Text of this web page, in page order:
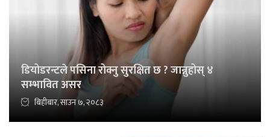
डियोडरन्टले पसिना रोक्नु सुरक्षित छ ? जान्नुहोस् ४
सम्भावित असर
बिहीबार, साउन ७, २०८३